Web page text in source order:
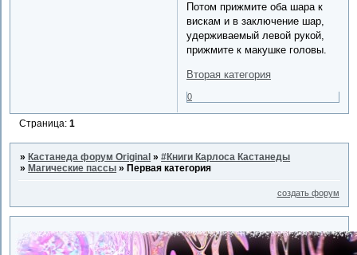
Потом прижмите оба шара к
вискам и в заключение шар,
удерживаемый левой рукой,
прижмите к макушке головы.
Вторая категория
0
Страница:1
»Кастанеда форум Original »#Книги Карлоса Кастанеды
»Магические пассы »Первая категория
создать форум